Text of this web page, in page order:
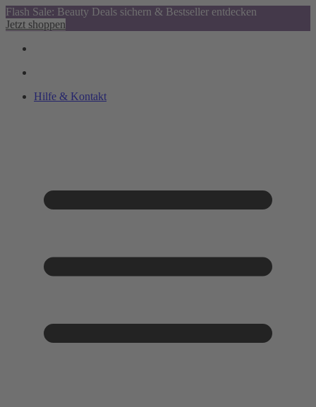
Flash Sale: Beauty Deals sichern & Bestseller entdecken
Jetzt shoppen
Hilfe & Kontakt